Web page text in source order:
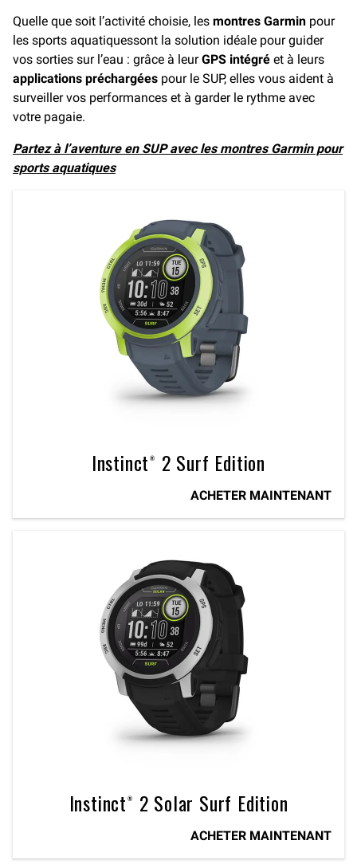
Quelle que soit l’activité choisie, les montres Garmin pour
les sports aquatiquessont la solution idéale pour guider
vos sorties sur l’eau : grâce à leurGPS intégré et à leurs
applications préchargées pour le SUP, elles vous aident à
surveiller vos performances et à garder le rythme avec
votre pagaie.
Partez à l’aventure en SUP avec les montres Garmin pour
sports aquatiques
Instinct® 2 Surf Edition
ACHETER MAINTENANT
Instinct® 2 Solar Surf Edition
ACHETER MAINTENANT